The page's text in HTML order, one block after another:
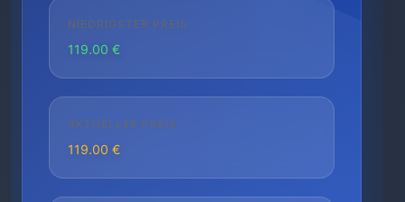
NIEDRIGSTER PREIS
119.00 €
AKTUELLER PREIS
119.00 €